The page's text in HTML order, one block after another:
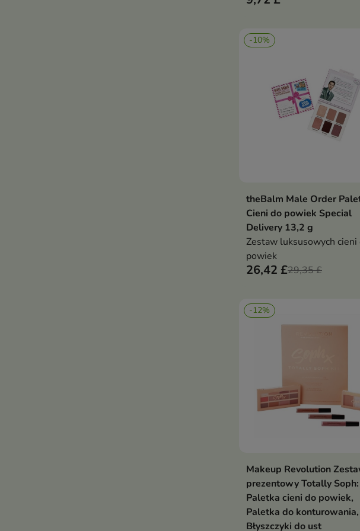
-10%
Dodaj do
theBalm Male Order
Cieni do powiek Special
Delivery 13,2 g
Zestaw luksusowych cieni
powiek
26,42 £29,35 £
-12%
Dodaj do
Makeup Revolution
prezentowy Totally Soph:
Paletka cieni do powiek,
Paletka do
Błyszczyki do ust